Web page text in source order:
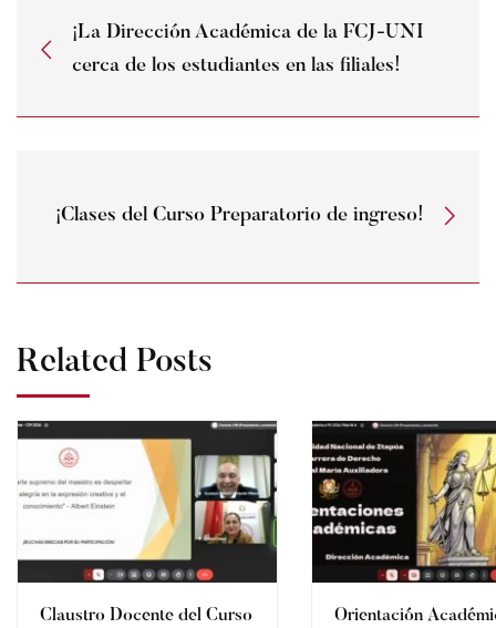
¡La Dirección Académica de la FCJ-UNI
cerca de los estudiantes en las filiales!
¡Clases del Curso Preparatorio de ingreso!
Related Posts
Claustro Docente del Curso
Orientación